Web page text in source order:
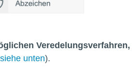
Veredelungsverfahren,
unten).